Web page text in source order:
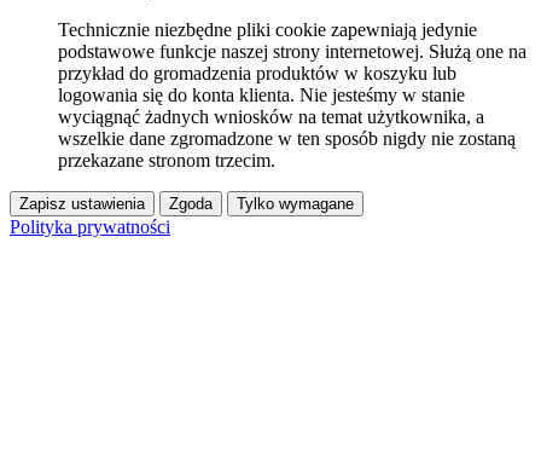
Technicznie niezbędne pliki cookie zapewniają jedynie
podstawowe funkcje naszej strony internetowej. Służą one na
przykład do gromadzenia produktów w koszyku lub
logowania się do konta klienta. Nie jesteśmy w stanie
wyciągnąć żadnych wniosków na temat użytkownika, a
wszelkie dane zgromadzone w ten sposób nigdy nie zostaną
przekazane stronom trzecim.
Zapisz ustawienia Zgoda Tylko wymagane
Polityka prywatności